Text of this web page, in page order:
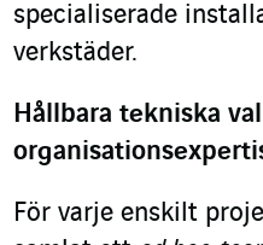
specialiserade
verkstäder.
Hållbara tekniska
För varje enskilt